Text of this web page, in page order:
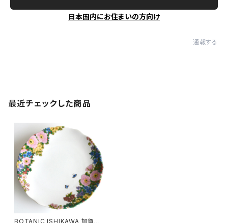
日本国内にお住まいの方向け
通報する
最近チェックした商品
BOTANIC ISHIKAWA 加賀フ